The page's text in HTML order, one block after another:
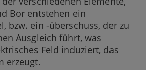
Bor entstehen ein
bzw. ein -überschuss, der zu
Ausgleich führt, was
Feld induziert, das
erzeugt.